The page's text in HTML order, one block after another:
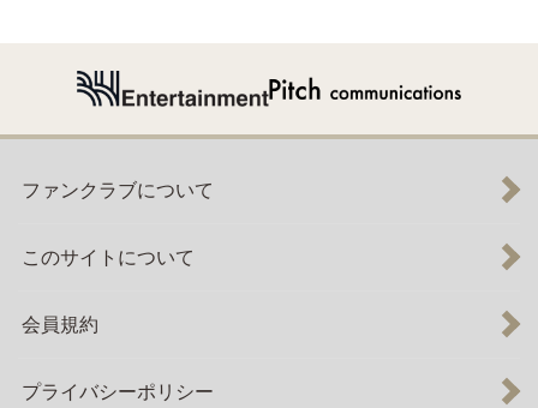
ファンクラブについて
このサイトについて
会員規約
プライバシーポリシー